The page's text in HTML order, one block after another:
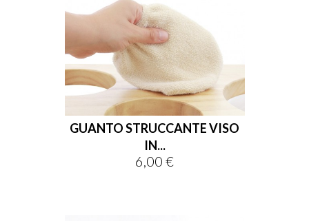
GUANTO STRUCCANTE VISO
IN...
Prezzo
6,00 €